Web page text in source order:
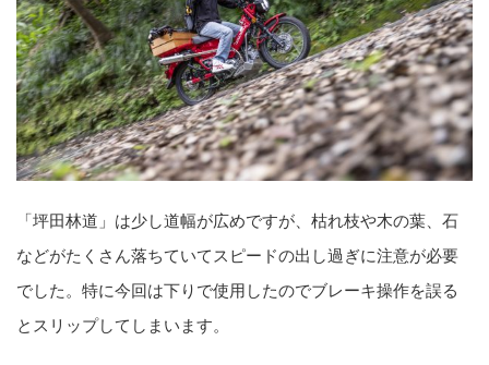
「坪田林道」は少し道幅が広めですが、枯れ枝や木の葉、石
などがたくさん落ちていてスピードの出し過ぎに注意が必要
でした。特に今回は下りで使用したのでブレーキ操作を誤る
とスリップしてしまいます。